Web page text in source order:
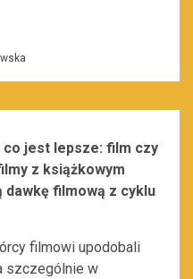
jest lepsze: film czy
z książkowym
dawkę filmową z cyklu
filmowi upodobali
szczególnie w